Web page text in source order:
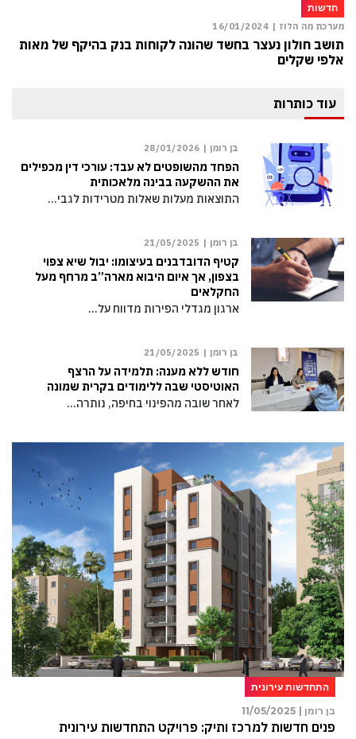
חדשות
מערכת מה הלוז | 16/01/2024
תושב חולון נעצר בחשד שהונה לקוחות בנק בהיקף של מאות
אלפי שקלים
עוד כותרות
בן רומן | 28/01/2026
הפחד מהשופטים לא עבד: עורכי דין מכפילים
את ההשקעה בבינה מלאכותית
התוצאות מעלות שאלות מטרידות לגבי…
בן רומן | 21/05/2025
קטיף הדובדבנים בעיצומו: יבול שיא צפוי
בצפון, אך איום היבוא מארה”ב מרחף מעל
החקלאים
ארגון מגדלי הפירות מדווח על…
בן רומן | 21/05/2025
חודש ללא מענה: תלמידה על הרצף
האוטיסטי שבה ללימודים בקרית שמונה
לאחר שובה מהפינוי בחיפה, נותרה…
התחדשות עירונית
בן רומן |
11/05/2025
פנים חדשות למרכז ותיק: פרויקט התחדשות עירונית